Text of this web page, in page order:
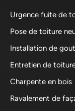
Urgence fuite de
Pose de toiture
Installation de
Entretien de
Charpente en bois
Ravalement de